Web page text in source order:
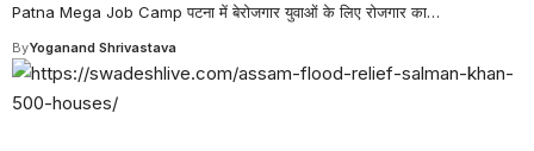
Patna Mega Job Camp पटना में बेरोजगार युवाओं के लिए रोजगार का…
ByYoganand Shrivastava